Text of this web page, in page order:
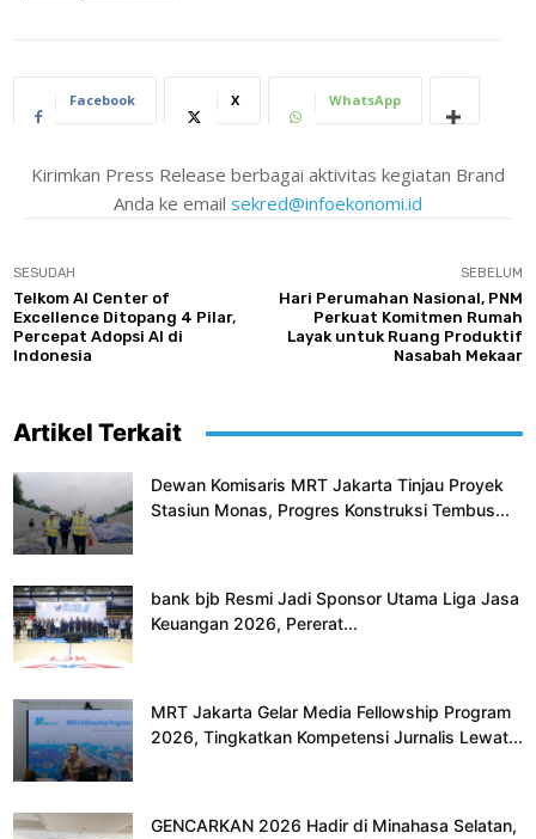
Facebook X WhatsApp
Kirimkan Press Release berbagai aktivitas kegiatan Brand
Anda ke email sekred@infoekonomi.id
SESUDAH
Telkom AI Center of
Excellence Ditopang 4 Pilar,
Percepat Adopsi AI di
Indonesia
SEBELUM
Hari Perumahan Nasional, PNM
Perkuat Komitmen Rumah
Layak untuk Ruang Produktif
Nasabah Mekaar
Artikel Terkait
Dewan Komisaris MRT Jakarta Tinjau Proyek
Stasiun Monas, Progres Konstruksi Tembus...
bank bjb Resmi Jadi Sponsor Utama Liga Jasa
Keuangan 2026, Pererat...
MRT Jakarta Gelar Media Fellowship Program
2026, Tingkatkan Kompetensi Jurnalis Lewat...
GENCARKAN 2026 Hadir di Minahasa Selatan,